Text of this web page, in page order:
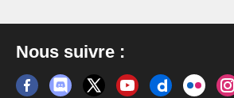
Nous suivre :